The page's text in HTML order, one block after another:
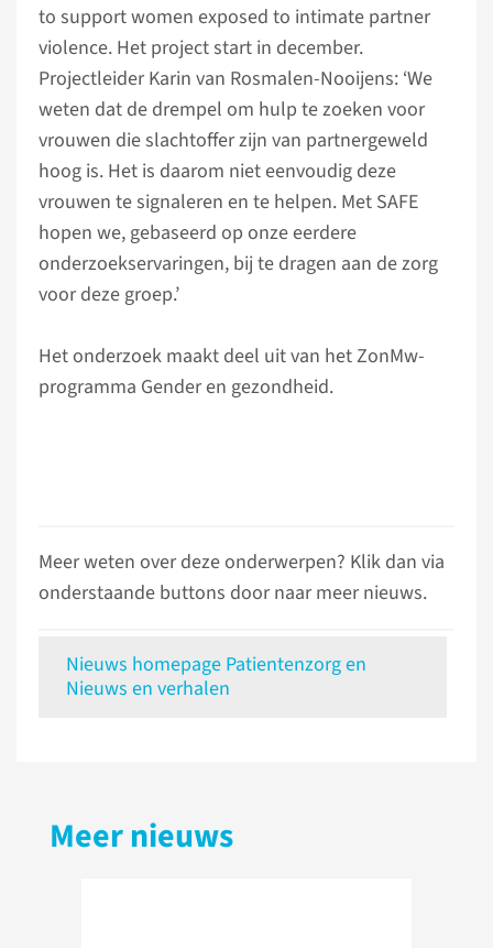
to support women exposed to intimate partner
violence. Het project start in december.
Projectleider Karin van Rosmalen-Nooijens: ‘We
weten dat de drempel om hulp te zoeken voor
vrouwen die slachtoffer zijn van partnergeweld
hoog is. Het is daarom niet eenvoudig deze
vrouwen te signaleren en te helpen. Met SAFE
hopen we, gebaseerd op onze eerdere
onderzoekservaringen, bij te dragen aan de zorg
voor deze groep.’
Het onderzoek maakt deel uit van het ZonMw-
programma Gender en gezondheid.
Meer weten over deze onderwerpen? Klik dan via
onderstaande buttons door naar meer nieuws.
Nieuws homepage Patientenzorg en
Nieuws en verhalen
Meer nieuws